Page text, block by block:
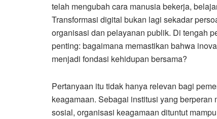
telah mengubah cara manusia bekerja,
Transformasi digital bukan lagi sekadar
organisasi dan pelayanan publik. Di tengah
penting: bagaimana memastikan bahwa
menjadi fondasi kehidupan bersama?
Pertanyaan itu tidak hanya relevan bagi
keagamaan. Sebagai institusi yang
sosial, organisasi keagamaan dituntut